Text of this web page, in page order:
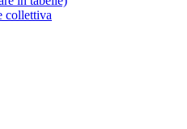
collettiva